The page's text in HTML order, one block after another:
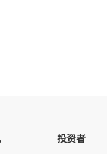
投资者